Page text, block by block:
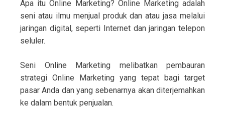
Apa itu Online Marketing? Online Marketing adalah
seni atau ilmu menjual produk dan atau jasa melalui
jaringan digital, seperti Internet dan jaringan telepon
seluler.
Seni Online Marketing melibatkan pembauran
strategi Online Marketing yang tepat bagi target
pasar Anda dan yang sebenarnya akan diterjemahkan
ke dalam bentuk penjualan.